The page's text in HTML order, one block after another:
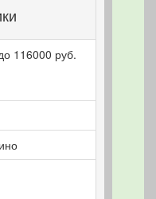
116000 руб.